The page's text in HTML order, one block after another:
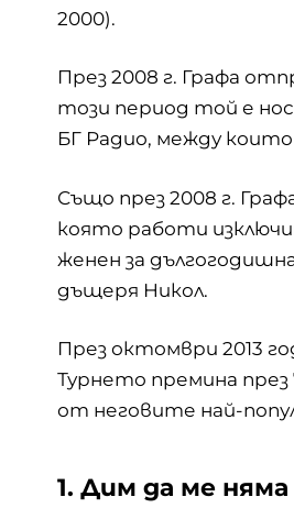
2000).
През 2008 г. Графа
този период той е
БГ Радио, между
Също през 2008 г.
която работи
женен за
дъщеря Никол.
През октомври 2013
Турнето премина през
от неговите най-
1. Дим да ме няма